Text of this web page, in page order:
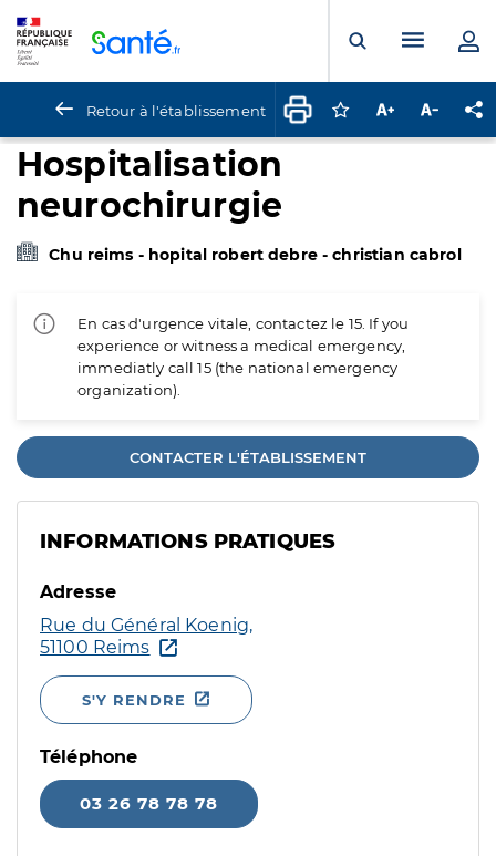
Ouvrir laMenu
Retour à l'établissement Connectez-vous
Augmenter la
Hospitalisation
neurochirurgie
Chu reims - hopital robert debre - christian cabrol
En cas d'urgence vitale, contactez le 15. If you
experience or witness a medical emergency,
immediatly call 15 (the national emergency
organization).
CONTACTER L'ÉTABLISSEMENT
INFORMATIONS PRATIQUES
Adresse
Rue du Général Koenig,
51100 Reims
S'Y RENDRE
Téléphone
03 26 78 78 78